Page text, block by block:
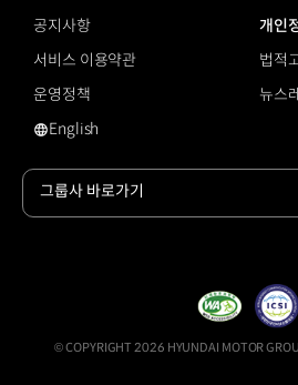
공지사항
개인
서비스 이용약관
법적
운영정책
뉴스
영문 사이트로 이동
English
그룹사 바로가기
© COPYRIGHT 2026 HYUNDAI MOTOR